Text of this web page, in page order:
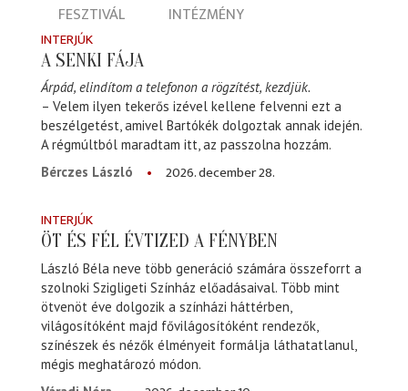
FESZTIVÁL
INTÉZMÉNY
INTERJÚK
A SENKI FÁJA
Árpád, elindítom a telefonon a rögzítést, kezdjük.
– Velem ilyen tekerős izével kellene felvenni ezt a
beszélgetést, amivel Bartókék dolgoztak annak idején.
A régmúltból maradtam itt, az passzolna hozzám.
Bérczes László
2026. december 28.
INTERJÚK
ÖT ÉS FÉL ÉVTIZED A FÉNYBEN
László Béla neve több generáció számára összeforrt a
szolnoki Szigligeti Színház előadásaival. Több mint
ötvenöt éve dolgozik a színházi háttérben,
világosítóként majd fővilágosítóként rendezők,
színészek és nézők élményeit formálja láthatatlanul,
mégis meghatározó módon.